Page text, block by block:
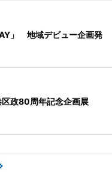
」 地域デビュー企画発
区政80周年記念企画展